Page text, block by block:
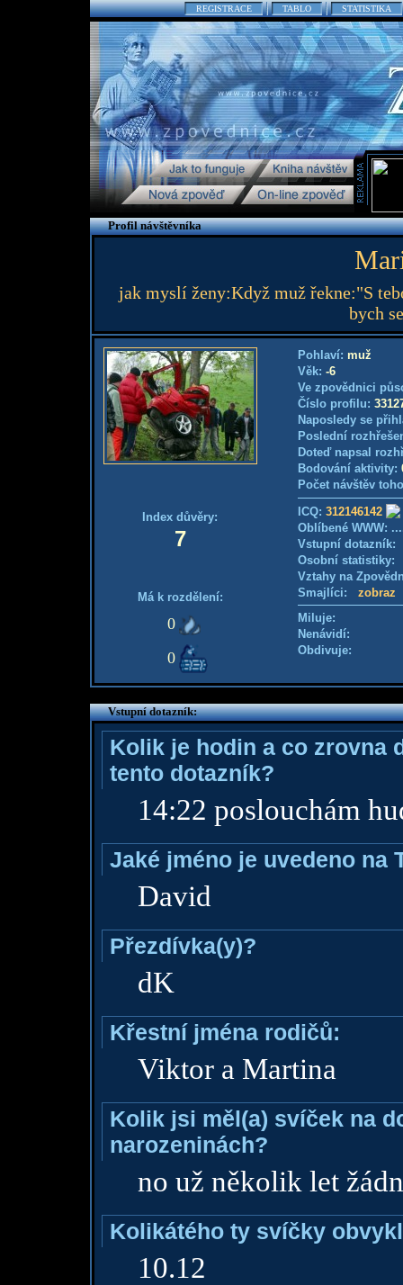
REGISTRACE TABLO STATISTIKA
Profil návštěvníka
jak myslí ženy:Když muž řekne:"S
bych
Index důvěry:
7
Má k rozdělení:
0
0
Pohlaví: muž
Věk: -6
Ve zpovědnici
Číslo profilu:
Naposledy se
Poslední
Doteď napsal
Bodování aktivity:
Počet návštěv
ICQ: 312146142
Oblíbené WWW:
Vstupní
Osobní
Vztahy na
Smajlíci: zobraz
Miluje:
Nenávidí:
Obdivuje:
Vstupní dotazník:
Kolik je hodin a co zrovna
tento dotazník?
14:22 poslouchám
Jaké jméno je uvedeno na
David
Přezdívka(y)?
dK
Křestní jména rodičů:
Viktor a Martina
Kolik jsi měl(a) svíček na
narozeninách?
no už několik let
Kolikátého ty svíčky
10.12